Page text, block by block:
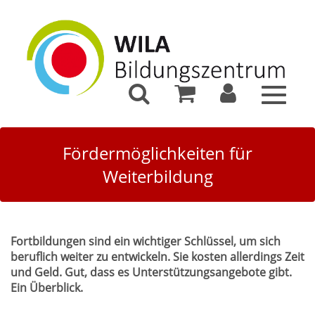
Toggle
Fördermöglichkeiten für
Weiterbildung
Fortbildungen sind ein wichtiger Schlüssel, um sich
beruflich weiter zu entwickeln. Sie kosten allerdings Zeit
und Geld. Gut, dass es Unterstützungsangebote gibt.
Ein Überblick.